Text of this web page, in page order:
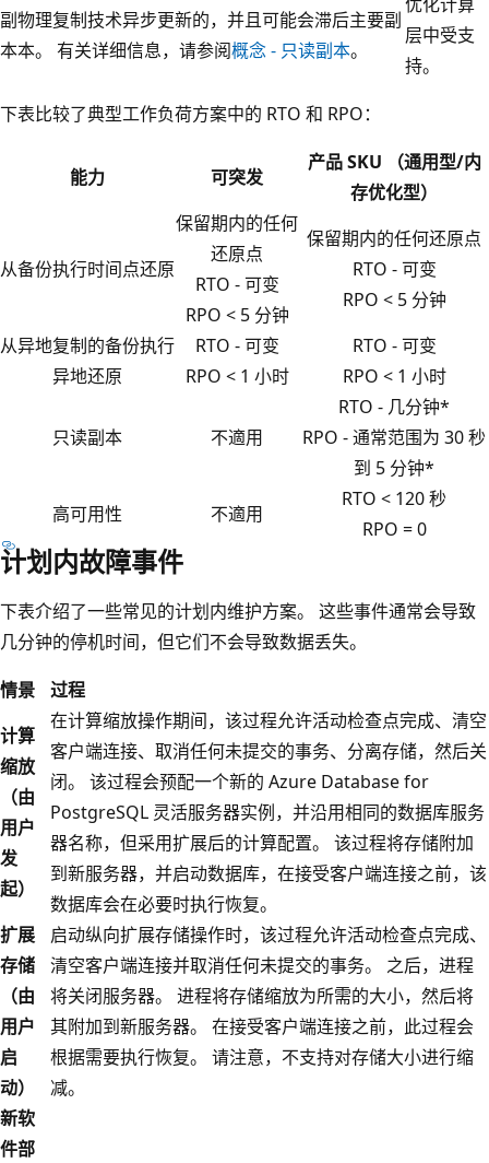
副
本
物理复制技术异步更新的，并且可能会滞后主要副
本。 有关详细信息，请参阅概念 - 只读副本。
层中受支
持。
下表比较了典型工作负荷方案中的 RTO 和 RPO：
能力 可突发
产品 SKU （通用型/内
存优化型）
从备份执行时间点还原
保留期内的任何
还原点
RTO - 可变
RPO < 5 分钟
保留期内的任何还原点
RTO - 可变
RPO < 5 分钟
从异地复制的备份执行
异地还原
RTO - 可变
RPO < 1 小时
RTO - 可变
RPO < 1 小时
只读副本 不適用
RTO - 几分钟*
RPO - 通常范围为 30 秒
到 5 分钟*
高可用性
不適用
RTO < 120 秒
RPO = 0
计划内故障事件
下表介绍了一些常见的计划内维护方案。 这些事件通常会导致
几分钟的停机时间，但它们不会导致数据丢失。
情景
过程
计算
缩放
（由
用户
发
起）
在计算缩放操作期间，该过程允许活动检查点完成、清空
客户端连接、取消任何未提交的事务、分离存储，然后关
闭。 该过程会预配一个新的 Azure Database for
PostgreSQL 灵活服务器实例，并沿用相同的数据库服务
器名称，但采用扩展后的计算配置。 该过程将存储附加
到新服务器，并启动数据库，在接受客户端连接之前，该
数据库会在必要时执行恢复。
扩展
存储
（由
用户
启
动）
启动纵向扩展存储操作时，该过程允许活动检查点完成、
清空客户端连接并取消任何未提交的事务。 之后，进程
将关闭服务器。 进程将存储缩放为所需的大小，然后将
其附加到新服务器。 在接受客户端连接之前，此过程会
根据需要执行恢复。 请注意，不支持对存储大小进行缩
减。
新软
件部